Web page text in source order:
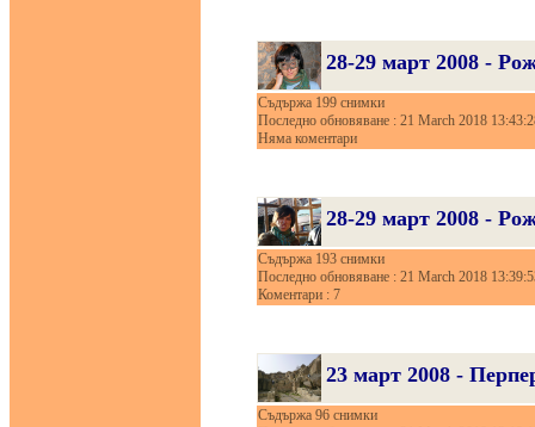
28-29 март 2008 -
Съдържа 199 снимки
Последно обновяване : 21 March 2018
Няма коментари
28-29 март 2008 -
Съдържа 193 снимки
Последно обновяване : 21 March 2018
Коментари : 7
23 март 2008 -
Съдържа 96 снимки